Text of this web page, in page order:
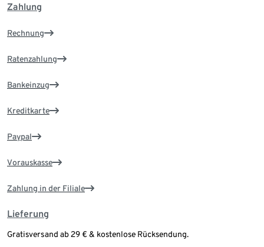
Zahlung
Rechnung
Ratenzahlung
Bankeinzug
Kreditkarte
Paypal
Vorauskasse
Zahlung in der Filiale
Lieferung
Gratisversand ab 29 € & kostenlose Rücksendung.